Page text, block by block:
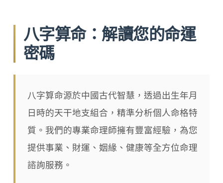
八字算命：解讀您的命運
密碼
八字算命源於中國古代智慧，透過出生年月
日時的天干地支組合，精準分析個人命格特
質。我們的專業命理師擁有豐富經驗，為您
提供事業、財運、姻緣、健康等全方位命理
諮詢服務。